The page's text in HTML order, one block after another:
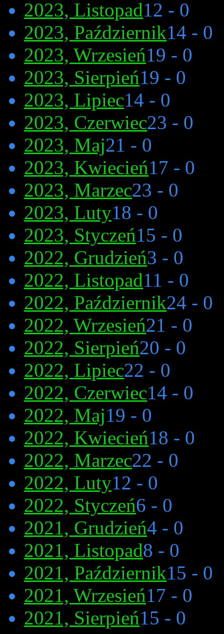
2023, Listopad12 - 0
2023, Październik14 - 0
2023, Wrzesień19 - 0
2023, Sierpień19 - 0
2023, Lipiec14 - 0
2023, Czerwiec23 - 0
2023, Maj21 - 0
2023, Kwiecień17 - 0
2023, Marzec23 - 0
2023, Luty18 - 0
2023, Styczeń15 - 0
2022, Grudzień3 - 0
2022, Listopad11 - 0
2022, Październik24 - 0
2022, Wrzesień21 - 0
2022, Sierpień20 - 0
2022, Lipiec22 - 0
2022, Czerwiec14 - 0
2022, Maj19 - 0
2022, Kwiecień18 - 0
2022, Marzec22 - 0
2022, Luty12 - 0
2022, Styczeń6 - 0
2021, Grudzień4 - 0
2021, Listopad8 - 0
2021, Październik15 - 0
2021, Wrzesień17 - 0
2021, Sierpień15 - 0